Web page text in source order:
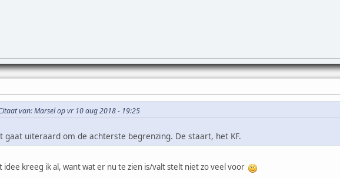
van: Marsel op vr 10 aug 2018 - 19:25
gaat uiteraard om de achterste begrenzing. De staart, het KF.
idee kreeg ik al, want wat er nu te zien is/valt stelt niet zo veel voor